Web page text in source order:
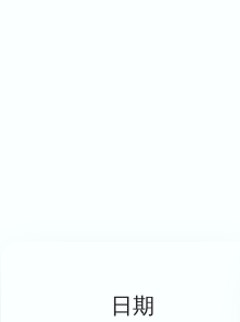
日期